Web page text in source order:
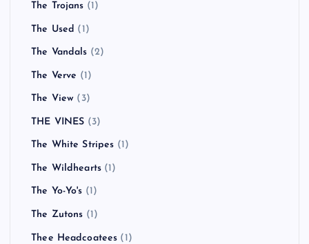
The Trojans (1)
The Used (1)
The Vandals (2)
The Verve (1)
The View (3)
THE VINES (3)
The White Stripes (1)
The Wildhearts (1)
The Yo-Yo's (1)
The Zutons (1)
Thee Headcoatees (1)